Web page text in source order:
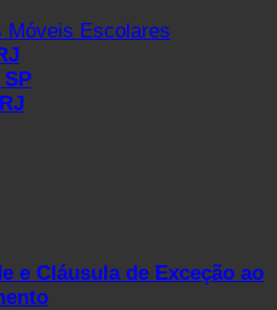
Móveis Escolares
e Cláusula de Exceção ao